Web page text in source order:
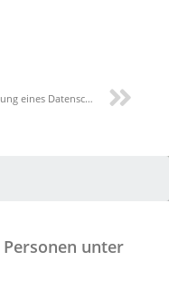
Ernennung eines Datenschutzbeauftragten
unter